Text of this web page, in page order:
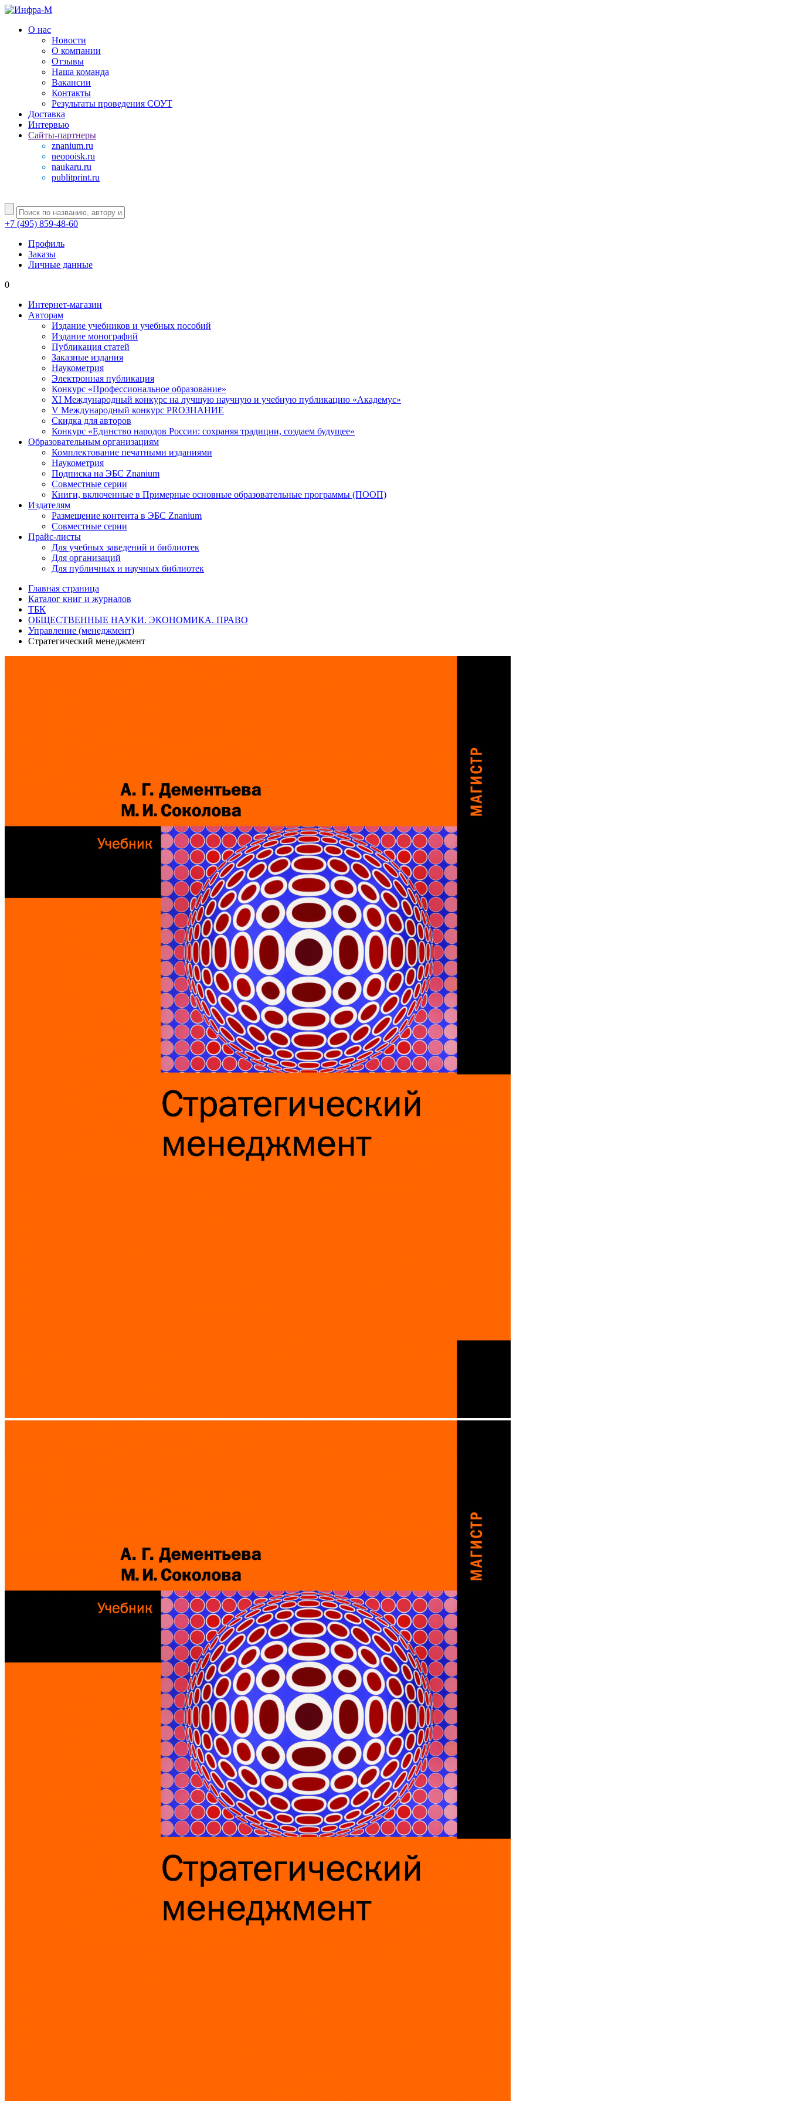
О нас
Новости
О компании
Отзывы
Наша команда
Вакансии
Контакты
Результаты проведения СОУТ
Доставка
Интервью
Сайты-партнеры
znanium.ru
neopoisk.ru
naukaru.ru
publitprint.ru
+7 (495) 859-48-60
Профиль
Заказы
Личные данные
0
Интернет-магазин
Авторам
Издание учебников и учебных пособий
Издание монографий
Публикация статей
Заказные издания
Наукометрия
Электронная публикация
Конкурс «Профессиональное образование»
XI Международный конкурс на лучшую научную и учебную публикацию «Академус»
V Международный конкурс PROЗНАНИЕ
Скидка для авторов
Конкурс «Единство народов России: сохраняя традиции, создаем будущее»
Образовательным организациям
Комплектование печатными изданиями
Наукометрия
Подписка на ЭБС Znanium
Совместные серии
Книги, включенные в Примерные основные образовательные программы (ПООП)
Издателям
Размещение контента в ЭБС Znanium
Совместные серии
Прайс-листы
Для учебных заведений и библиотек
Для организаций
Для публичных и научных библиотек
Главная страница
Каталог книг и журналов
ТБК
ОБЩЕСТВЕННЫЕ НАУКИ. ЭКОНОМИКА. ПРАВО
Управление (менеджмент)
Стратегический менеджмент